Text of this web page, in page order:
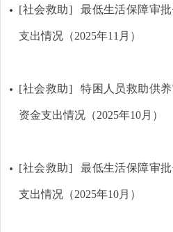
[社会救助] 最低生活保障审
支出情况（2025年11月）
[社会救助] 特困人员救助供
资金支出情况（2025年10月）
[社会救助] 最低生活保障审
支出情况（2025年10月）